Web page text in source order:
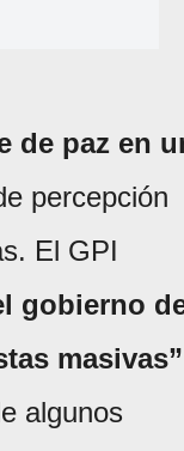
de paz en
percepción
El GPI
gobierno
masivas”
algunos